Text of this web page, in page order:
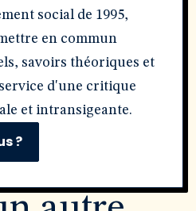
social de 1995,
en commun
savoirs théoriques et
d'une critique
et intransigeante.
?